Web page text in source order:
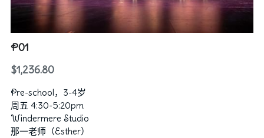
瑜伽教师
行政老师
“卓越计划”培训教师
中国舞教学体系
在线商城
2024群舞获奖记录
2024独舞/双人舞/三人舞获奖记录
2023群舞获奖记录
图库
芭蕾
Hip Hop & KPOP
资助和奖学金
联系我们
P01
$1,236.80
Pre-school，3-4岁
周五 4:30-5:20pm
Windermere Studio
那一老师（Esther）